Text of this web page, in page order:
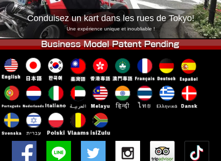
Tokyo Shibuya Annexe Baie de Tokyo
Tokyo Asakusa Osaka
Okinawa
Conduisez un kart dans les rues de Tokyo!
Une expérience unique et inoubliable !